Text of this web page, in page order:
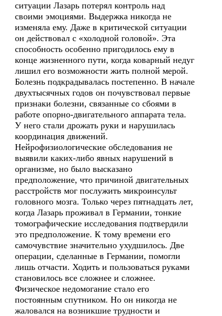
ситуации Лазарь потерял контроль над
своими эмоциями. Выдержка никогда не
изменяла ему. Даже в критической ситуации
он действовал с «холодной головой». Эта
способность особенно пригодилось ему в
конце жизненного пути, когда коварный недуг
лишил его возможности жить полной мерой.
Болезнь подкрадывалась постепенно. В начале
двухтысячных годов он почувствовал первые
признаки болезни, связанные со сбоями в
работе опорно-двигательного аппарата тела.
У него стали дрожать руки и нарушилась
координация движений.
Нейрофизиологические обследования не
выявили каких-либо явных нарушений в
организме, но было высказано
предположение, что причиной двигательных
расстройств мог послужить микроинсульт
головного мозга. Только через пятнадцать лет,
когда Лазарь проживал в Германии, тонкие
томографические исследования подтвердили
это предположение. К тому времени его
самочувствие значительно ухудшилось. Две
операции, сделанные в Германии, помогли
лишь отчасти. Ходить и пользоваться руками
становилось все сложнее и сложнее.
Физическое недомогание стало его
постоянным спутником. Но он никогда не
жаловался на возникшие трудности и